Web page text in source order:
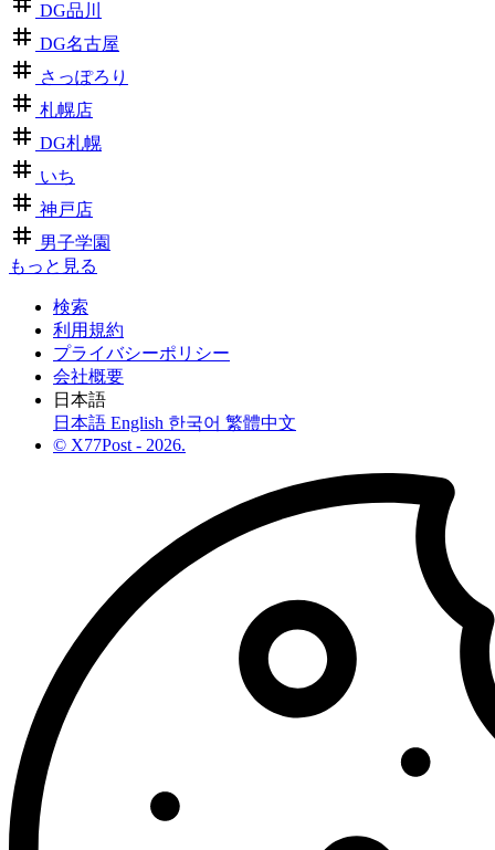
DG品川
DG名古屋
さっぽろり
札幌店
DG札幌
いち
神戸店
男子学園
もっと見る
検索
利用規約
プライバシーポリシー
会社概要
日本語
日本語 English 한국어 繁體中文
© X77Post - 2026.